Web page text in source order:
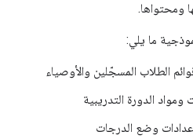
ما يلي:
الطلاب المسجّلين والأوصياء
ومواد الدورة التدريبية
وضع الدرجات